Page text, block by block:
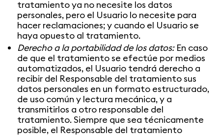
tratamiento ya no necesite los datos
personales, pero el Usuario lo necesite para
hacer reclamaciones; y cuando el Usuario se
haya opuesto al tratamiento.
Derecho a la portabilidad de los datos:En caso
de que el tratamiento se efectúe por medios
automatizados, el Usuario tendrá derecho a
recibir del Responsable del tratamiento sus
datos personales en un formato estructurado,
de uso común y lectura mecánica, y a
transmitirlos a otro responsable del
tratamiento. Siempre que sea técnicamente
posible, el Responsable del tratamiento